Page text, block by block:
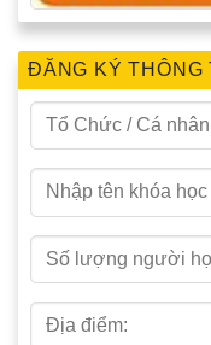
ĐĂNG KÝ THÔNG